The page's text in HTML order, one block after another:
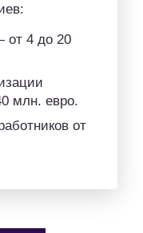
от 4 до 20
млн. евро.
от